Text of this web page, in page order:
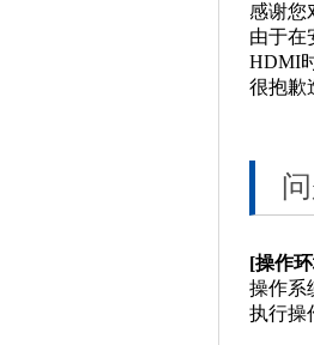
感谢您
由于在
HDMI
很抱歉
[操作
操作系
执行操